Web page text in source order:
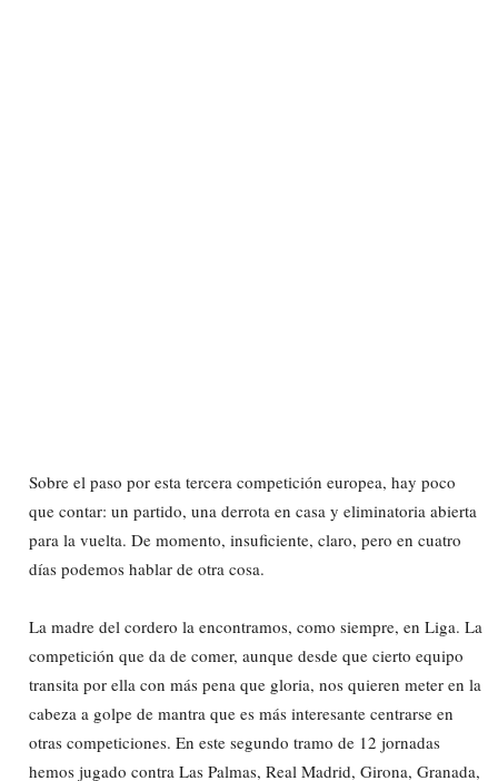
Sobre el paso por esta tercera competición europea, hay poco
que contar: un partido, una derrota en casa y eliminatoria abierta
para la vuelta. De momento, insuficiente, claro, pero en cuatro
días podemos hablar de otra cosa.
La madre del cordero la encontramos, como siempre, en Liga. La
competición que da de comer, aunque desde que cierto equipo
transita por ella con más pena que gloria, nos quieren meter en la
cabeza a golpe de mantra que es más interesante centrarse en
otras competiciones. En este segundo tramo de 12 jornadas
hemos jugado contra Las Palmas, Real Madrid, Girona, Granada,